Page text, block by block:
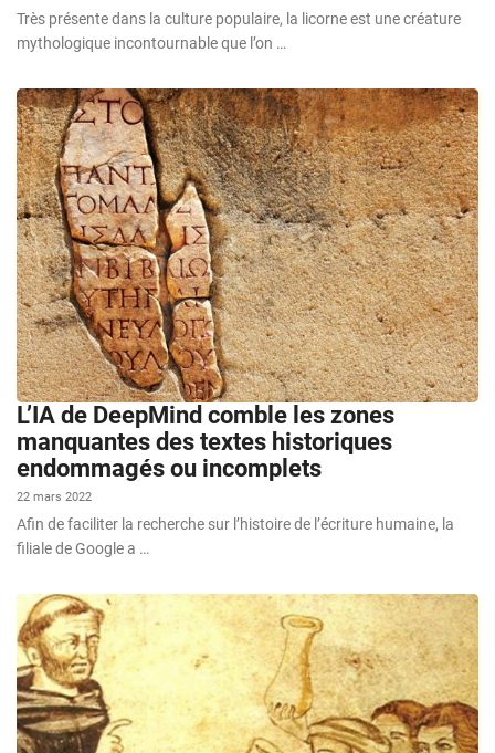
Très présente dans la culture populaire, la licorne est une créature
mythologique incontournable que l’on …
L’IA de DeepMind comble les zones
manquantes des textes historiques
endommagés ou incomplets
22 mars 2022
Afin de faciliter la recherche sur l’histoire de l’écriture humaine, la
filiale de Google a …